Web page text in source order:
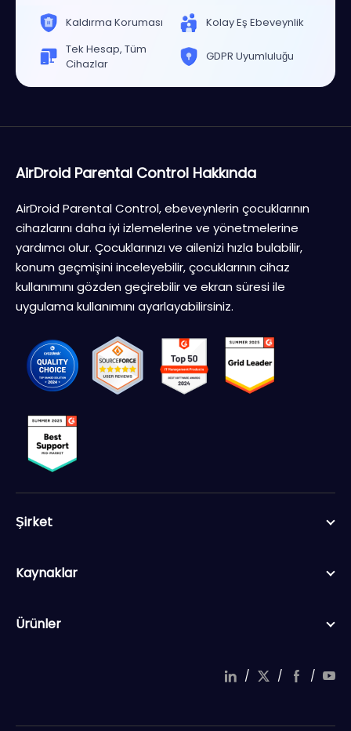
Kaldırma Koruması
Kolay Eş Ebeveynlik
Tek Hesap, Tüm
Cihazlar
GDPR Uyumluluğu
AirDroid Parental Control Hakkında
AirDroid Parental Control, ebeveynlerin çocuklarının
cihazlarını daha iyi izlemelerine ve yönetmelerine
yardımcı olur. Çocuklarınızı ve ailenizi hızla bulabilir,
konum geçmişini inceleyebilir, çocuklarının cihaz
kullanımını gözden geçirebilir ve ekran süresi ile
uygulama kullanımını ayarlayabilirsiniz.
Şirket
Kaynaklar
Ürünler
/ / /